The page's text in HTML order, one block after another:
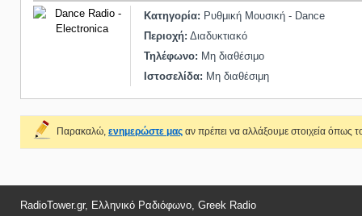
Κατηγορία: Ρυθμική Μουσική - Dance
Περιοχή: Διαδυκτιακό
Τηλέφωνο: Μη διαθέσιμο
Ιστοσελίδα: Μη διαθέσιμη
Παρακαλώ, ενημερώστε μας αν πρέπει να αλλάξουμε στοιχεία όπως
RadioTower.gr, Ελληνικό Ραδιόφωνο, Greek Radio